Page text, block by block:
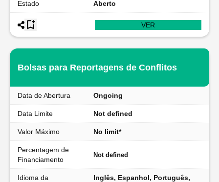
Estado Aberto
VER
Bolsas para Reportagens de Conflitos
Data de Abertura Ongoing
Data Limite Not defined
Valor Máximo No limit*
Percentagem de
Financiamento
Not defined
Idioma da
Inglês, Espanhol, Português,